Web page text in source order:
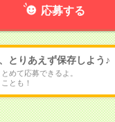
応募する
とりあえず保存しよう♪
めて応募できるよ。
とも！